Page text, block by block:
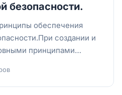
безопасности.
обеспечения
создании и
принципами